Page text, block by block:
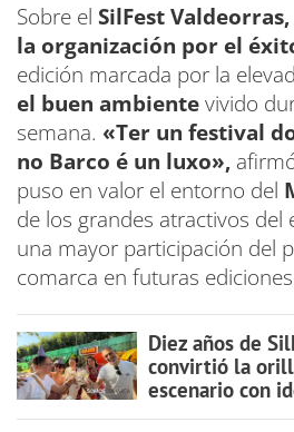
Sobre el SilFest Valdeorras,
la organización por el
edición marcada por la
el buen ambientevivido
semana. «Ter un festival
no Barco é un luxo»,
puso en valor el entorno del
de los grandes atractivos del
una mayor participación del
comarca en futuras
Diez años de
convirtió la
escenario con